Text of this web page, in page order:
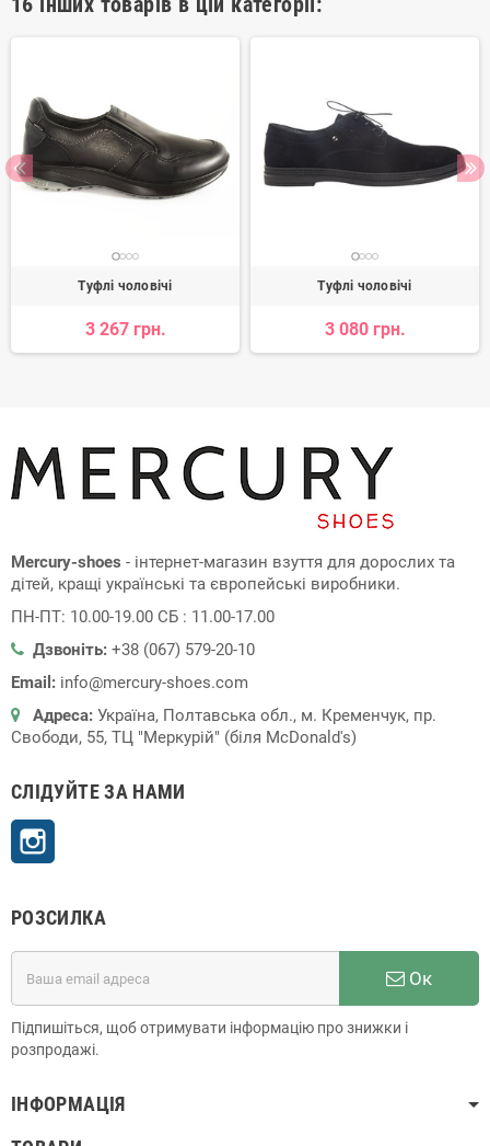
Туфлі чоловічі
3 267 грн.
Туфлі чоловічі
3 080 грн.
Mercury-shoes - інтернет-магазин взуття для дорослих та
дітей, кращі українські та європейські виробники.
ПН-ПТ: 10.00-19.00 СБ : 11.00-17.00
Дзвоніть: +38 (067) 579-20-10
Email: info@mercury-shoes.com
Адреса: Україна, Полтавська обл., м. Кременчук, пр.
Свободи, 55, ТЦ "Меркурій" (біля McDonald's)
СЛІДУЙТЕ ЗА НАМИ
РОЗСИЛКА
Ок
Підпишіться, щоб отримувати інформацію про знижки і
розпродажі.
ІНФОРМАЦІЯ